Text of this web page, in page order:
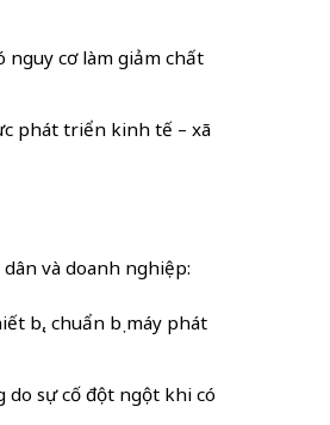
cơ làm giảm chất
phát triển kinh tế – xã
và doanh nghiệp:
bị, chuẩn bị máy phát
sự cố đột ngột khi có